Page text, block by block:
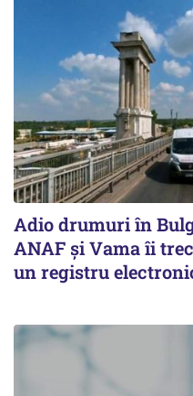
Adio drumuri în
ANAF și Vama îi
un registru